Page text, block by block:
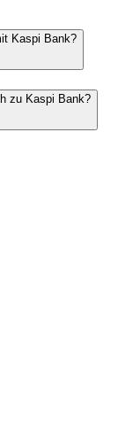
Kaspi Bank?
zu Kaspi Bank?